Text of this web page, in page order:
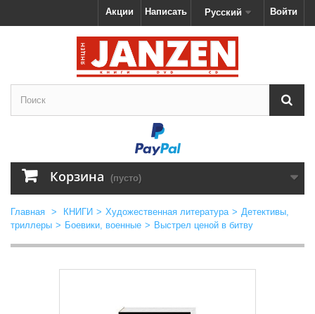
Войти
Русский
Написать
Акции
Корзина (пусто)
Главная > КНИГИ > Художественная литература > Детективы,
триллеры > Боевики, военные > Выстрел ценой в битву